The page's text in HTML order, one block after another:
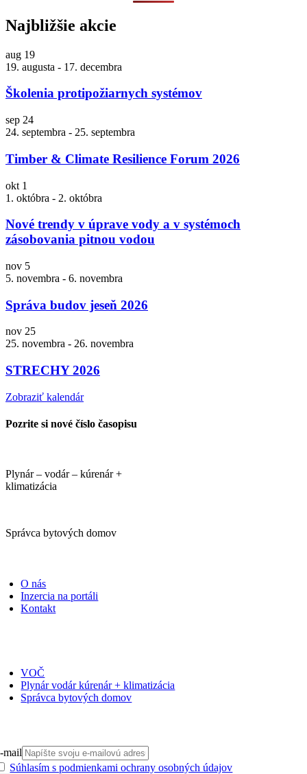
Najbližšie akcie
aug 19
19. augusta - 17. decembra
Školenia protipožiarnych systémov
sep 24
24. septembra - 25. septembra
Timber & Climate Resilience Forum 2026
okt 1
1. októbra - 2. októbra
Nové trendy v úprave vody a v systémoch
zásobovania pitnou vodou
nov 5
5. novembra - 6. novembra
Správa budov jeseň 2026
nov 25
25. novembra - 26. novembra
STRECHY 2026
Zobraziť kalendár
Pozrite si nové číslo časopisu
Plynár – vodár – kúrenár +
klimatizácia
Správca bytových domov
O nás
Inzercia na portáli
Kontakt
VOČ
Plynár vodár kúrenár + klimatizácia
Správca bytových domov
mail
Súhlasím s podmienkami ochrany osobných údajov